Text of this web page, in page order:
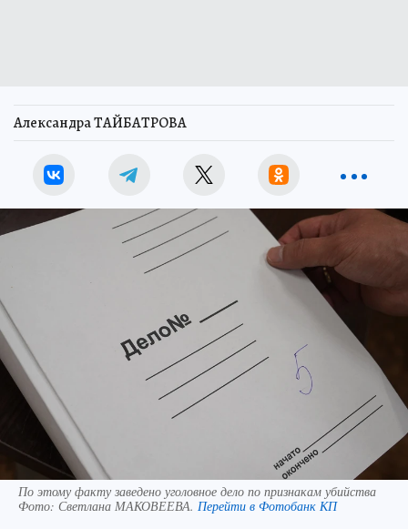
Александра ТАЙБАТРОВА
По этому факту заведено уголовное дело по признакам убийства
Фото: Светлана МАКОВЕЕВА. Перейти в Фотобанк КП